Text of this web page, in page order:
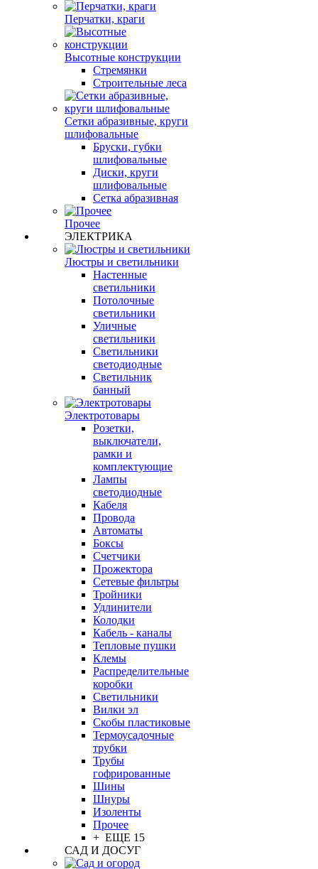
Перчатки, краги
Высотные конструкции
Стремянки
Строительные леса
Сетки абразивные, круги
шлифовальные
Бруски, губки
шлифовальные
Диски, круги
шлифовальные
Сетка абразивная
Прочее
ЭЛЕКТРИКА
Люстры и светильники
Настенные
светильники
Потолочные
светильники
Уличные
светильники
Светильники
светодиодные
Светильник
банный
Электротовары
Розетки,
выключатели,
рамки и
комплектующие
Лампы
светодиодные
Кабеля
Провода
Автоматы
Боксы
Счетчики
Прожектора
Сетевые фильтры
Тройники
Удлинители
Колодки
Кабель - каналы
Тепловые пушки
Клемы
Распределительные
коробки
Светильники
Вилки эл
Скобы пластиковые
Термоусадочные
трубки
Трубы
гофрированные
Шины
Шнуры
Изоленты
Прочее
+ ЕЩЕ 15
САД И ДОСУГ